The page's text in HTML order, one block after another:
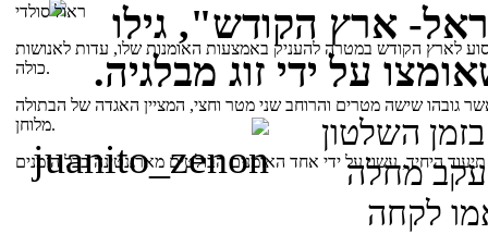
ראול סולדי
כדי לנסוע לארץ הקודש במטרה להעניק באמצעות האומנות שלו, עדות לאנושות
כולה.
גובהו שישה מטרים והרוחב שני מטר וחצי, המציין האגדה של הבתולה
מלוחן.
ארץ הקודש", גילו
על ידי זוג מבלגיה.
פיירטג נולד בבריסל, בלגיה, בשנת 1940 בזמן השלטון
עקב מחלה
אז אמו לקחה